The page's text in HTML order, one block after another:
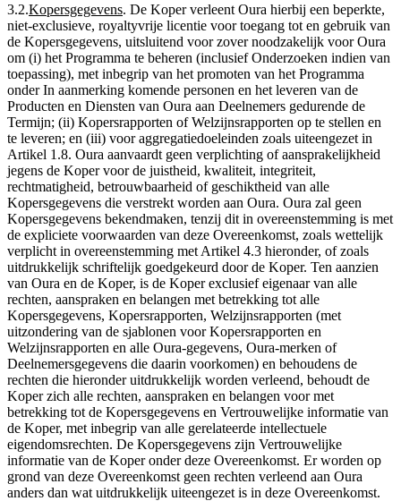
3.2.Kopersgegevens. De Koper verleent Oura hierbij een beperkte,
niet-exclusieve, royaltyvrije licentie voor toegang tot en gebruik van
de Kopersgegevens, uitsluitend voor zover noodzakelijk voor Oura
om (i) het Programma te beheren (inclusief Onderzoeken indien van
toepassing), met inbegrip van het promoten van het Programma
onder In aanmerking komende personen en het leveren van de
Producten en Diensten van Oura aan Deelnemers gedurende de
Termijn; (ii) Kopersrapporten of Welzijnsrapporten op te stellen en
te leveren; en (iii) voor aggregatiedoeleinden zoals uiteengezet in
Artikel 1.8. Oura aanvaardt geen verplichting of aansprakelijkheid
jegens de Koper voor de juistheid, kwaliteit, integriteit,
rechtmatigheid, betrouwbaarheid of geschiktheid van alle
Kopersgegevens die verstrekt worden aan Oura. Oura zal geen
Kopersgegevens bekendmaken, tenzij dit in overeenstemming is met
de expliciete voorwaarden van deze Overeenkomst, zoals wettelijk
verplicht in overeenstemming met Artikel 4.3 hieronder, of zoals
uitdrukkelijk schriftelijk goedgekeurd door de Koper. Ten aanzien
van Oura en de Koper, is de Koper exclusief eigenaar van alle
rechten, aanspraken en belangen met betrekking tot alle
Kopersgegevens, Kopersrapporten, Welzijnsrapporten (met
uitzondering van de sjablonen voor Kopersrapporten en
Welzijnsrapporten en alle Oura-gegevens, Oura-merken of
Deelnemersgegevens die daarin voorkomen) en behoudens de
rechten die hieronder uitdrukkelijk worden verleend, behoudt de
Koper zich alle rechten, aanspraken en belangen voor met
betrekking tot de Kopersgegevens en Vertrouwelijke informatie van
de Koper, met inbegrip van alle gerelateerde intellectuele
eigendomsrechten. De Kopersgegevens zijn Vertrouwelijke
informatie van de Koper onder deze Overeenkomst. Er worden op
grond van deze Overeenkomst geen rechten verleend aan Oura
anders dan wat uitdrukkelijk uiteengezet is in deze Overeenkomst.